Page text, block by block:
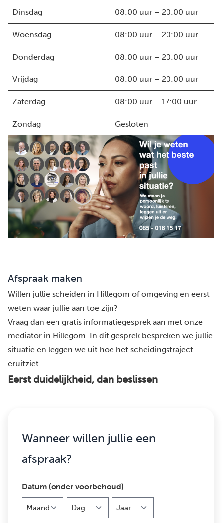
Dinsdag 08:00 uur – 20:00 uur
Woensdag 08:00 uur – 20:00 uur
Donderdag 08:00 uur – 20:00 uur
Vrijdag 08:00 uur – 20:00 uur
Zaterdag 08:00 uur – 17:00 uur
Zondag Gesloten
Afspraak maken
Willen jullie scheiden in Hillegom of omgeving en eerst
weten waar jullie aan toe zijn?
Vraag dan een gratis informatiegesprek aan met onze
mediator in Hillegom. In dit gesprek bespreken we jullie
situatie en leggen we uit hoe het scheidingstraject
eruitziet.
Eerst duidelijkheid, dan beslissen
Wanneer willen jullie een
afspraak?
Datum (onder voorbehoud)